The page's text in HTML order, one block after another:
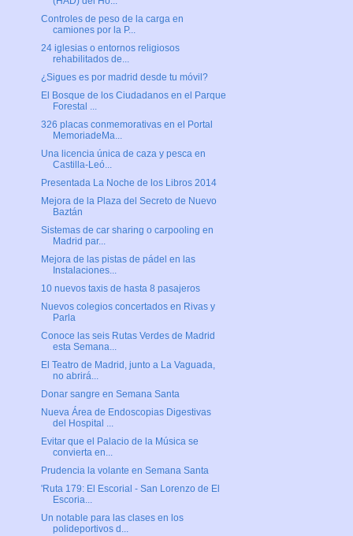
Controles de peso de la carga en
camiones por la P...
24 iglesias o entornos religiosos
rehabilitados de...
¿Sigues es por madrid desde tu móvil?
El Bosque de los Ciudadanos en el Parque
Forestal ...
326 placas conmemorativas en el Portal
MemoriadeMa...
Una licencia única de caza y pesca en
Castilla-Leó...
Presentada La Noche de los Libros 2014
Mejora de la Plaza del Secreto de Nuevo
Baztán
Sistemas de car sharing o carpooling en
Madrid par...
Mejora de las pistas de pádel en las
Instalaciones...
10 nuevos taxis de hasta 8 pasajeros
Nuevos colegios concertados en Rivas y
Parla
Conoce las seis Rutas Verdes de Madrid
esta Semana...
El Teatro de Madrid, junto a La Vaguada,
no abrirá...
Donar sangre en Semana Santa
Nueva Área de Endoscopias Digestivas
del Hospital ...
Evitar que el Palacio de la Música se
convierta en...
Prudencia la volante en Semana Santa
'Ruta 179: El Escorial - San Lorenzo de El
Escoria...
Un notable para las clases en los
polideportivos d...